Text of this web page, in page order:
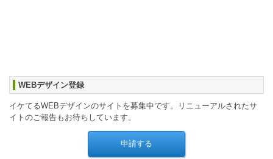
WEBデザイン登録
イケてるWEBデザインのサイトを募集中です。リニューアルされたサ
イトのご報告もお待ちしています。